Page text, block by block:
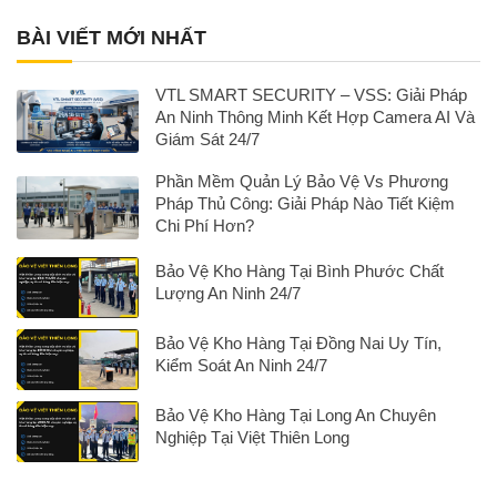
BÀI VIẾT MỚI NHẤT
VTL SMART SECURITY – VSS: Giải Pháp
An Ninh Thông Minh Kết Hợp Camera AI Và
Giám Sát 24/7
Phần Mềm Quản Lý Bảo Vệ Vs Phương
Pháp Thủ Công: Giải Pháp Nào Tiết Kiệm
Chi Phí Hơn?
Bảo Vệ Kho Hàng Tại Bình Phước Chất
Lượng An Ninh 24/7
Bảo Vệ Kho Hàng Tại Đồng Nai Uy Tín,
Kiểm Soát An Ninh 24/7
Bảo Vệ Kho Hàng Tại Long An Chuyên
Nghiệp Tại Việt Thiên Long